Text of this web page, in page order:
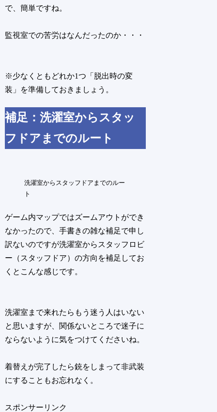
で、簡単ですね。
監視室での苦労はなんだったのか・・・
※少なくともどれか1つ「脱出時の変
装」を準備しておきましょう。
補足：洗濯室からスタッ
フドアまでのルート
洗濯室からスタッフドアまでのルー
ト
ゲーム内マップではズームアウトができ
なかったので、手書きの雑な補足で申し
訳ないのですが洗濯室からスタッフロビ
ー（スタッフドア）の方向を補足してお
くとこんな感じです。
洗濯室まで来れたらもう迷う人はいない
と思いますが、関係ないところで迷子に
ならないように気をつけてくださいね。
着替えが完了したら銃をしまって非武装
にすることもお忘れなく。
スポンサーリンク